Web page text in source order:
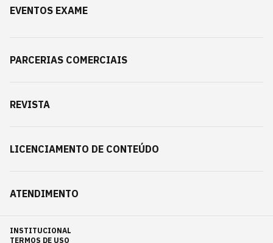
EVENTOS EXAME
PARCERIAS COMERCIAIS
REVISTA
LICENCIAMENTO DE CONTEÚDO
ATENDIMENTO
INSTITUCIONAL
TERMOS DE USO